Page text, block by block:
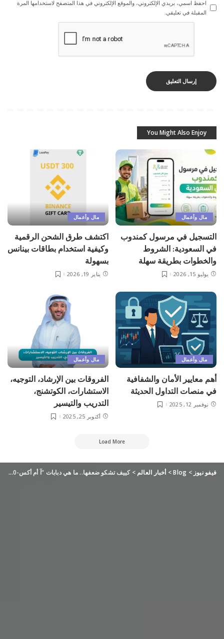
احفظ اسمي، بريدي الإلكتروني، والموقع الإلكتروني في هذا المتصفح لاستخدامها المرة
المقبلة في تعليقي.
You Might Also Enjoy
مال وأعمال
التسجيل في مرسول كمندوب
في السعودية: الشروط
والخطوات بطريقة سهلة
يوليو 15, 2026
مال وأعمال
اكتشف طرق الشحن الرقمية
وكيفية استخدام بطاقات بينانس
بسهولة
يناير 19, 2026
مال وأعمال
أهم معايير الأمان والشفافية
في منصات التداول الحديثة
نوفمبر 12, 2025
مال وأعمال
الفروقات بين الإرشاد، التوجيه،
الاستشارات، الكوتشنج،
التدريب والتيسير
أكتوبر 25, 2025
Load More
فيفو نيوز >
Blog
> أخبار العالم >كييف تشكو ضعفها.. ما هي دبابات “آ أم أكس-10 آر سي” الفرنسية؟